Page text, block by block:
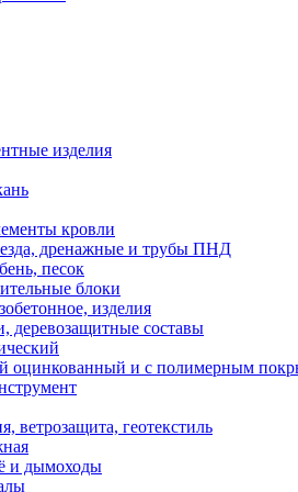
изделия
кровли
дренажные и трубы ПНД
песок
блоки
изделия
деревозащитные составы
оцинкованный и с полимерным
ветрозащита, геотекстиль
и дымоходы